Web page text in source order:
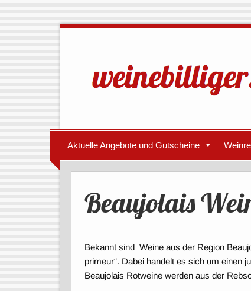
Aktuelle Angebote und Gutscheine
Beaujolais
Bekannt sind Weine aus der Region
primeur“. Dabei handelt es sich um einen
Beaujolais Rotweine werden aus der